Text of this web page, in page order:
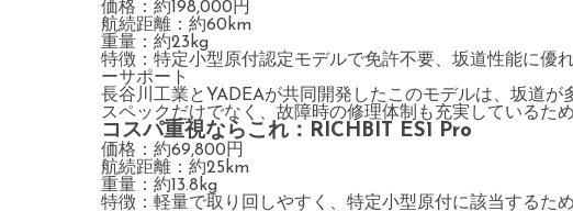
価格：約198,000円
航続距離：約60km
重量：約23kg
特徴：特定小型原付認定モデルで免許不要、坂道性能に優
ーサポート
長谷川工業とYADEAが共同開発したこのモデルは、坂道が
スペックだけでなく、故障時の修理体制も充実しているた
コスパ重視ならこれ：RICHBIT ES1 Pro
価格：約69,800円
航続距離：約25km
重量：約13.8kg
特徴：軽量で取り回しやすく、特定小型原付に該当するた